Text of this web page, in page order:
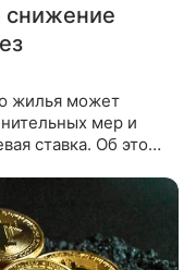
снижение
жилья может
мер и
ставка. Об этом